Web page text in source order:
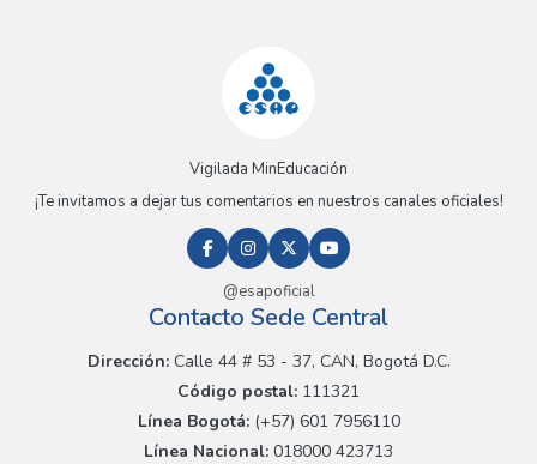
Vigilada MinEducación
¡Te invitamos a dejar tus comentarios en nuestros canales oficiales!
@esapoficial
Contacto Sede Central
Dirección:Calle 44 # 53 - 37, CAN, Bogotá D.C.
Código postal: 111321
Línea Bogotá:(+57) 601 7956110
Línea Nacional: 018000 423713